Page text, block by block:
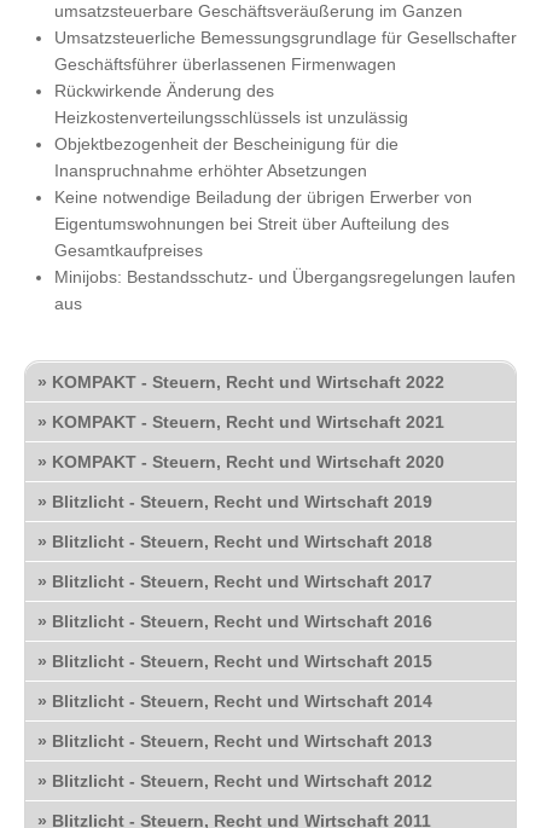
umsatzsteuerbare Geschäftsveräußerung im Ganzen
Umsatzsteuerliche Bemessungsgrundlage für Gesellschafter
Geschäftsführer überlassenen Firmenwagen
Rückwirkende Änderung des
Heizkostenverteilungsschlüssels ist unzulässig
Objektbezogenheit der Bescheinigung für die
Inanspruchnahme erhöhter Absetzungen
Keine notwendige Beiladung der übrigen Erwerber von
Eigentumswohnungen bei Streit über Aufteilung des
Gesamtkaufpreises
Minijobs: Bestandsschutz- und Übergangsregelungen laufen
aus
» KOMPAKT - Steuern, Recht und Wirtschaft 2022
» KOMPAKT - Steuern, Recht und Wirtschaft 2021
» KOMPAKT - Steuern, Recht und Wirtschaft 2020
» Blitzlicht - Steuern, Recht und Wirtschaft 2019
» Blitzlicht - Steuern, Recht und Wirtschaft 2018
» Blitzlicht - Steuern, Recht und Wirtschaft 2017
» Blitzlicht - Steuern, Recht und Wirtschaft 2016
» Blitzlicht - Steuern, Recht und Wirtschaft 2015
» Blitzlicht - Steuern, Recht und Wirtschaft 2014
» Blitzlicht - Steuern, Recht und Wirtschaft 2013
» Blitzlicht - Steuern, Recht und Wirtschaft 2012
» Blitzlicht - Steuern, Recht und Wirtschaft 2011